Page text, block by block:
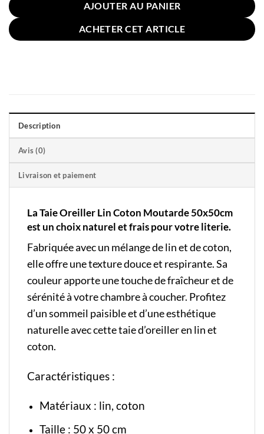
AJOUTER AU PANIER
ACHETER CET ARTICLE
Description
Avis (0)
Livraison et paiement
La Taie Oreiller Lin Coton Moutarde 50x50cm
est un choix naturel et frais pour votre literie.
Fabriquée avec un mélange de lin et de coton,
elle offre une texture douce et respirante. Sa
couleur apporte une touche de fraîcheur et de
sérénité à votre chambre à coucher. Profitez
d’un sommeil paisible et d’une esthétique
naturelle avec cette taie d’oreiller en lin et
coton.
Caractéristiques :
Matériaux : lin, coton
Taille : 50 x 50 cm